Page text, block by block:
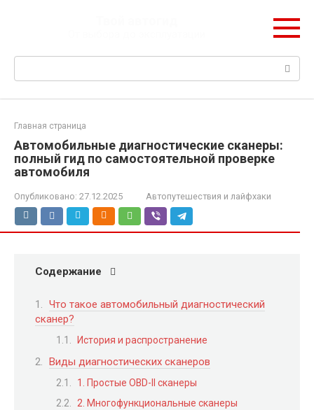
Поиск:
Главная страница
Автомобильные диагностические сканеры:
полный гид по самостоятельной проверке
автомобиля
Опубликовано: 27.12.2025 Автопутешествия и лайфхаки
Содержание
Что такое автомобильный диагностический
сканер?
История и распространение
Виды диагностических сканеров
1. Простые OBD-II сканеры
2. Многофункциональные сканеры